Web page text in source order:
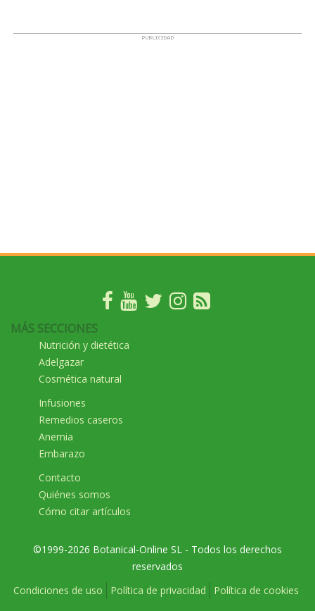
MÁS SECCIONES
Nutrición y dietética
Adelgazar
Cosmética natural
Infusiones
Remedios caseros
Anemia
Embarazo
Contacto
Quiénes somos
Cómo citar artículos
©1999-2026 Botanical-Online SL - Todos los derechos
reservados
Condiciones de uso
Política de privacidad Política de cookies